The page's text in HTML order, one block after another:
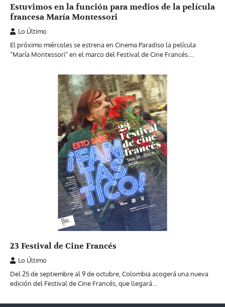
Estuvimos en la función para medios de la película
francesa María Montessori
Lo Último
El próximo miércoles se estrena en Cinema Paradiso la película
“María Montessori” en el marco del Festival de Cine Francés.…
23 Festival de Cine Francés
Lo Último
Del 25 de septiembre al 9 de octubre, Colombia acogerá una nueva
edición del Festival de Cine Francés, que llegará…